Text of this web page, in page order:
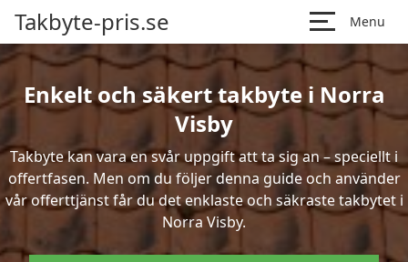
Takbyte-pris.se Menu
Enkelt och säkert takbyte i Norra
Visby
Takbyte kan vara en svår uppgift att ta sig an – speciellt i
offertfasen. Men om du följer denna guide och använder
vår offerttjänst får du det enklaste och säkraste takbytet i
Norra Visby.